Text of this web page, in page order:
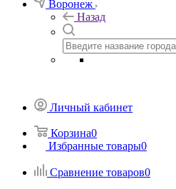
Воронеж
Назад
Личный кабинет
Корзина0
Избранные товары0
Сравнение товаров0